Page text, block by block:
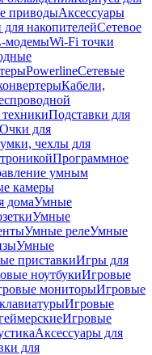
приводыАксессуары
накопителейСетевое
модемыWi-Fi точки
PowerlineСетевые
Кабели,
Подставки для
Очки для
чехлы для
Программное
умным
камеры
домаУмные
Умные
Умные релеУмные
Умные
приставкиИгры для
ноутбукиИгровые
мониторыИгровые
Игровые
Игровые
Аксессуары для
для